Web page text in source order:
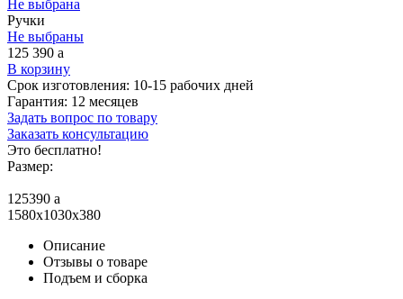
Не выбрана
Ручки
Не выбраны
125 390 a
В корзину
Срок изготовления: 10-15 рабочих дней
Гарантия: 12 месяцев
Задать вопрос по товару
Заказать консультацию
Это бесплатно!
Размер:
125390 a
1580x1030x380
Описание
Отзывы о товаре
Подъем и сборка